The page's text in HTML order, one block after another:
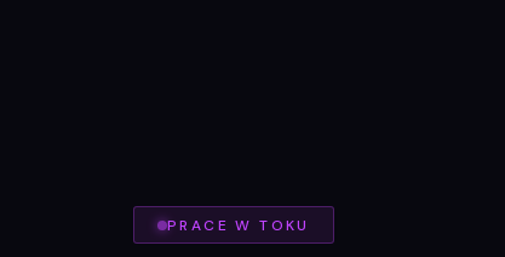
PRACE W TOKU